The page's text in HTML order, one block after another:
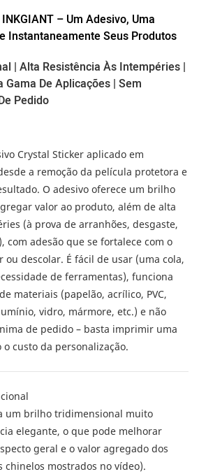
– Um Adesivo, Uma
Instantaneamente Seus Produtos
| Alta Resistência Às Intempéries |
Gama De Aplicações | Sem
Pedido
Crystal Sticker aplicado em
a remoção da película protetora e
O adesivo oferece um brilho
valor ao produto, além de alta
(à prova de arranhões, desgaste,
com adesão que se fortalece com o
ou descolar. É fácil de usar (uma cola,
de ferramentas), funciona
materiais (papelão, acrílico, PVC,
vidro, mármore, etc.) e não
de pedido – basta imprimir uma
custo da personalização.
um brilho tridimensional muito
elegante, o que pode melhorar
geral e o valor agregado dos
chinelos mostrados no vídeo).